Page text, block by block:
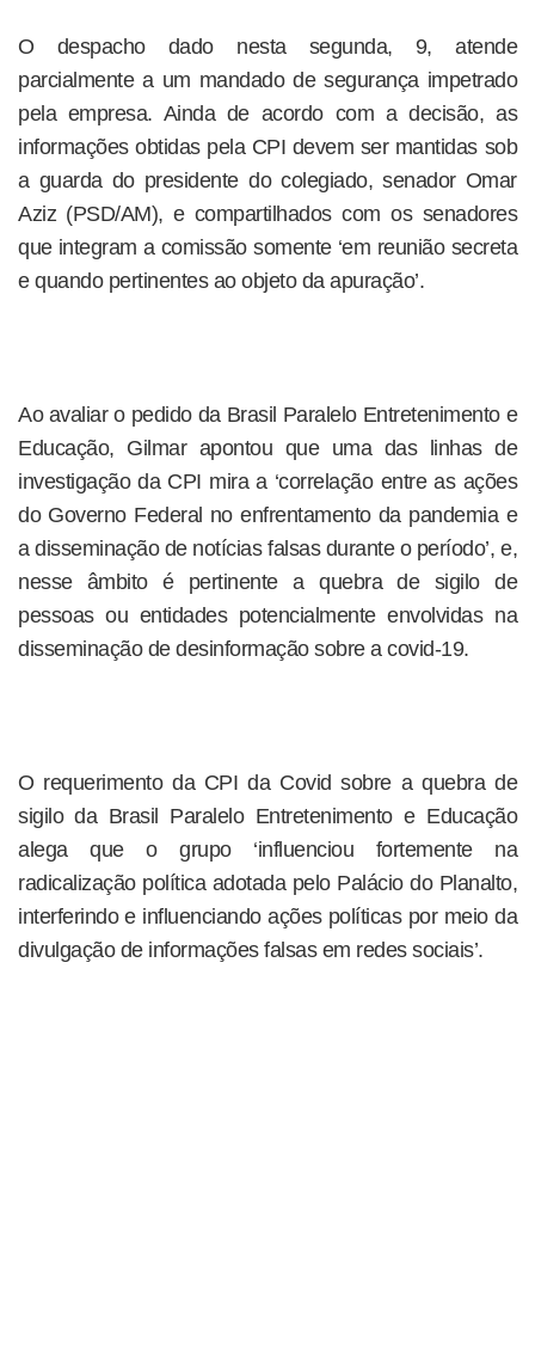
O despacho dado nesta segunda, 9, atende
parcialmente a um mandado de segurança impetrado
pela empresa. Ainda de acordo com a decisão, as
informações obtidas pela CPI devem ser mantidas sob
a guarda do presidente do colegiado, senador Omar
Aziz (PSD/AM), e compartilhados com os senadores
que integram a comissão somente ‘em reunião secreta
e quando pertinentes ao objeto da apuração’.
Ao avaliar o pedido da Brasil Paralelo Entretenimento e
Educação, Gilmar apontou que uma das linhas de
investigação da CPI mira a ‘correlação entre as ações
do Governo Federal no enfrentamento da pandemia e
a disseminação de notícias falsas durante o período’, e,
nesse âmbito é pertinente a quebra de sigilo de
pessoas ou entidades potencialmente envolvidas na
disseminação de desinformação sobre a covid-19.
O requerimento da CPI da Covid sobre a quebra de
sigilo da Brasil Paralelo Entretenimento e Educação
alega que o grupo ‘influenciou fortemente na
radicalização política adotada pelo Palácio do Planalto,
interferindo e influenciando ações políticas por meio da
divulgação de informações falsas em redes sociais’.